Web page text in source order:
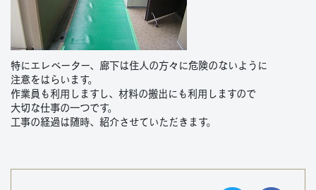
特にエレベーター、廊下は住人の方々に危険のないように
注意をはらいます。
作業員も利用しますし、材料の搬出にも利用しますので
大切な仕事の一つです。
工事の経過は随時、紹介させていただきます。